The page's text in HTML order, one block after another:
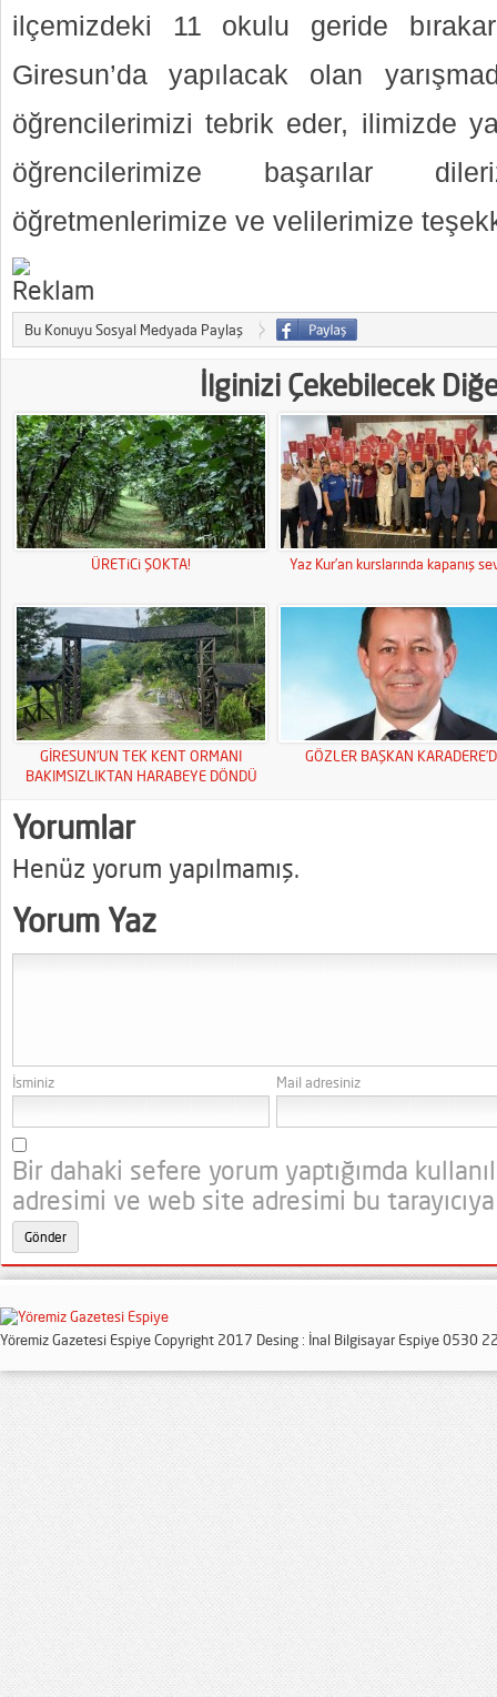
ilçemizdeki 11 okulu geride
Giresun’da yapılacak olan
öğrencilerimizi tebrik eder, ilimizde
öğrencilerimize başarılar
öğretmenlerimize ve velilerimize
Bu Konuyu Sosyal Medyada Paylaş
İlginizi Çekebilecek
ÜRETiCi ŞOKTA! Yaz Kur’an kurslarında kapanış
GİRESUN’UN TEK KENT ORMANI
BAKIMSIZLIKTAN HARABEYE DÖNDÜ
GÖZLER BAŞKAN
Yorumlar
Henüz yorum yapılmamış.
Yorum Yaz
İsminiz Mail adresiniz
Bir dahaki sefere yorum yaptığımda
adresimi ve web site adresimi bu
Yöremiz Gazetesi Espiye Copyright 2017 Desing : İnal Bilgisayar Espiye 0530